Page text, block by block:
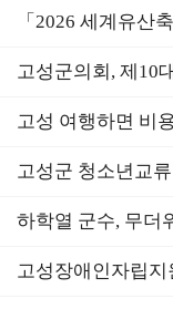
「2026 세계유산
고성군의회, 제10
고성 여행하면 비
고성군 청소년교
하학열 군수, 무더
고성장애인자립지